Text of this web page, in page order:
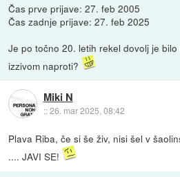
Čas prve prijave: 27. feb 2005
Čas zadnje prijave: 27. feb 2025
Je po točno 20. letih rekel dovolj je
izzivom naproti?
Miki N
::26. mar 2025, 08:42
Plava Riba, če si še živ, nisi šel v
.... JAVI SE!